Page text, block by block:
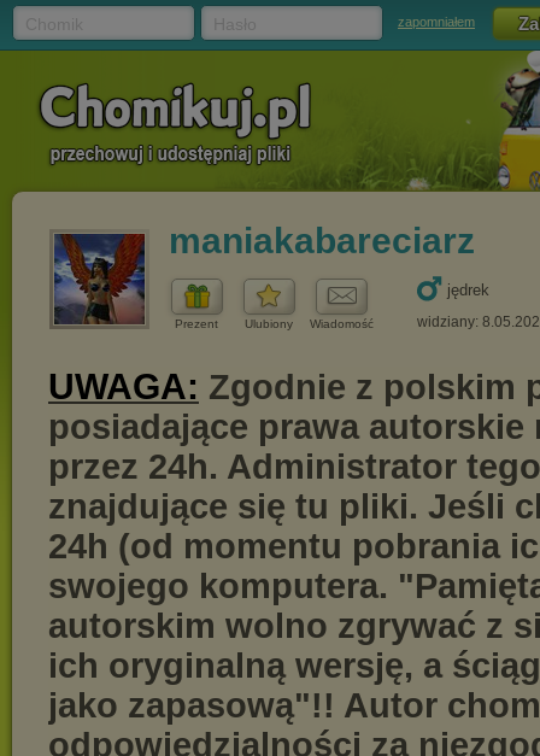
zapomniałem
maniakabareciarz
Prezent Ulubiony Wiadomość
jędrek
widziany: